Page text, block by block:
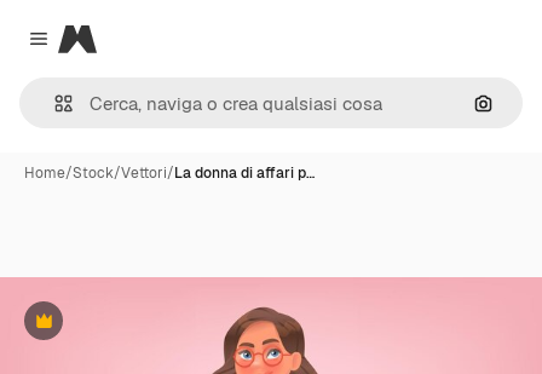
Close menu
Magnific
Cerca
Home/Stock/Vettori/La donna di affari p…
Premium